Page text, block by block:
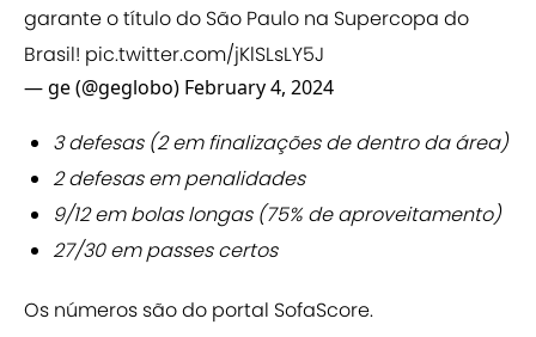
garante o título do São Paulo na Supercopa do
Brasil! pic.twitter.com/jKlSLsLY5J
— ge (@geglobo) February 4, 2024
3 defesas (2 em finalizações de dentro da área)
2 defesas em penalidades
9/12 em bolas longas (75% de aproveitamento)
27/30 em passes certos
Os números são do portal SofaScore.